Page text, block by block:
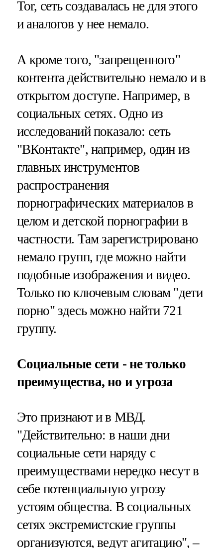
Tor, сеть создавалась не для этого
и аналогов у нее немало.
А кроме того, "запрещенного"
контента действительно немало и в
открытом доступе. Например, в
социальных сетях. Одно из
исследований показало: сеть
"ВКонтакте", например, один из
главных инструментов
распространения
порнографических материалов в
целом и детской порнографии в
частности. Там зарегистрировано
немало групп, где можно найти
подобные изображения и видео.
Только по ключевым словам "дети
порно" здесь можно найти 721
группу.
Социальные сети - не только
преимущества, но и угроза
Это признают и в МВД.
"Действительно: в наши дни
социальные сети наряду с
преимуществами нередко несут в
себе потенциальную угрозу
устоям общества. В социальных
сетях экстремистские группы
организуются, ведут агитацию", –